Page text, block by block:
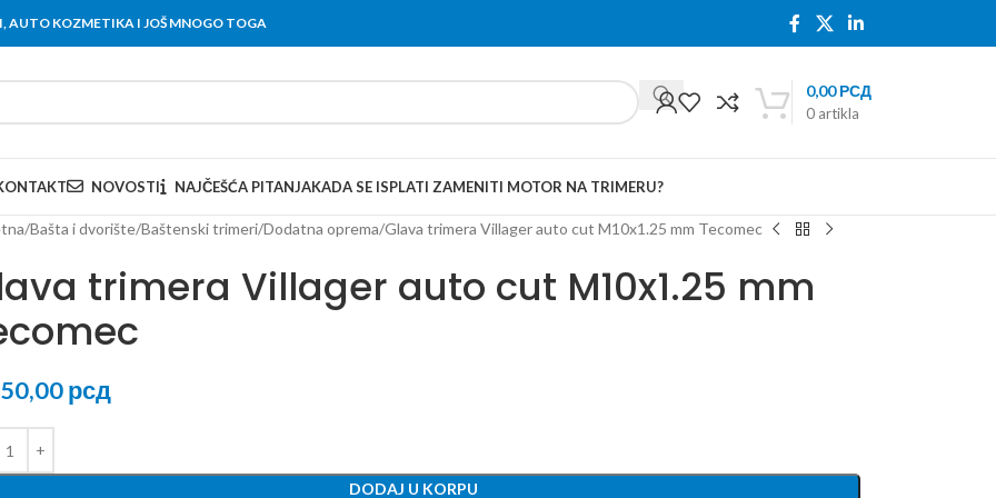
AUTO KOZMETIKA I JOŠ MNOGO TOGA
0 artikla
0,00РСД
NOVOSTI NAJČEŠĆA PITANJAKADA SE ISPLATI ZAMENITI MOTOR NA TRIMERU?
Bašta i dvorište Baštenski trimeri Dodatna oprema Glava trimera Villager auto cut M10x1.25 mm Tecomec
trimera Villager auto cut M10x1.25 mm
рсд
DODAJ U KORPU